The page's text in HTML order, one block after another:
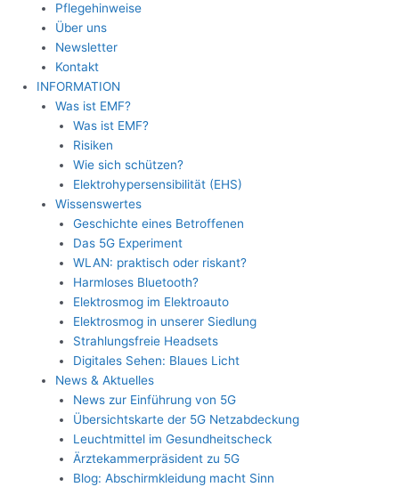
Pflegehinweise
Über uns
Newsletter
Kontakt
INFORMATION
Was ist EMF?
Was ist EMF?
Risiken
Wie sich schützen?
Elektrohypersensibilität (EHS)
Wissenswertes
Geschichte eines Betroffenen
Das 5G Experiment
WLAN: praktisch oder riskant?
Harmloses Bluetooth?
Elektrosmog im Elektroauto
Elektrosmog in unserer Siedlung
Strahlungsfreie Headsets
Digitales Sehen: Blaues Licht
News & Aktuelles
News zur Einführung von 5G
Übersichtskarte der 5G Netzabdeckung
Leuchtmittel im Gesundheitscheck
Ärztekammerpräsident zu 5G
Blog: Abschirmkleidung macht Sinn